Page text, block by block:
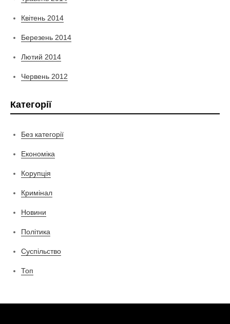
Квітень 2014
Березень 2014
Лютий 2014
Червень 2012
Категорії
Без категорії
Економіка
Корупція
Кримінал
Новини
Політика
Суспільство
Топ